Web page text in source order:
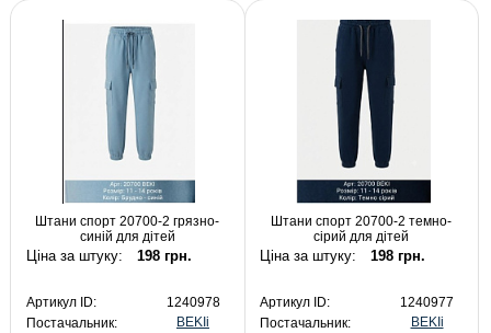
Штани спорт 20700-2 грязно-
синій для дітей
Ціна за штуку: 198 грн.
Артикул ID:
1240978
Постачальник:
BEKIi
Штани спорт 20700-2 темно-
сірий для дітей
Ціна за штуку: 198 грн.
Артикул ID:
1240977
Постачальник:
BEKIi